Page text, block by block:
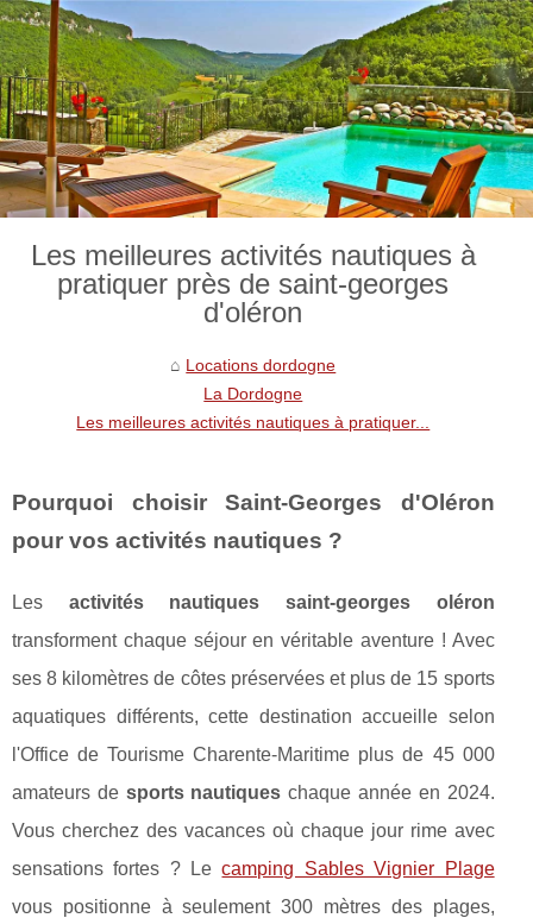
Les meilleures activités nautiques à
pratiquer près de saint-georges
d'oléron
Locations dordogne
La Dordogne
Les meilleures activités nautiques à pratiquer...
Pourquoi choisir Saint-Georges d'Oléron
pour vos activités nautiques ?
Les activités nautiques saint-georges oléron
transforment chaque séjour en véritable aventure ! Avec
ses 8 kilomètres de côtes préservées et plus de 15 sports
aquatiques différents, cette destination accueille selon
l'Office de Tourisme Charente-Maritime plus de 45 000
amateurs de sports nautiques chaque année en 2024.
Vous cherchez des vacances où chaque jour rime avec
sensations fortes ? Lecamping Sables Vignier Plage
vous positionne à seulement 300 mètres des plages,